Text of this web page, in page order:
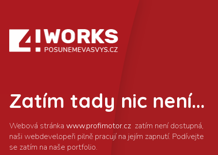
Zatím tady nic není...
www.profimotor.cz